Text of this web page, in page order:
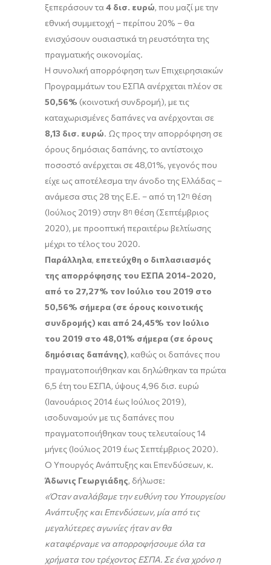
ξεπεράσουν τα 4 δισ. ευρώ, που μαζί με την
εθνική συμμετοχή – περίπου 20% – θα
ενισχύσουν ουσιαστικά τη ρευστότητα της
πραγματικής οικονομίας.
Η συνολική απορρόφηση των Επιχειρησιακών
Προγραμμάτων του ΕΣΠΑ ανέρχεται πλέον σε
50,56% (κοινοτική συνδρομή), με τις
καταχωρισμένες δαπάνες να ανέρχονται σε
8,13 δισ. ευρώ. Ως προς την απορρόφηση σε
όρους δημόσιας δαπάνης, το αντίστοιχο
ποσοστό ανέρχεται σε 48,01%, γεγονός που
είχε ως αποτέλεσμα την άνοδο της Ελλάδας –
ανάμεσα στις 28 της Ε.Ε. – από τη 12η θέση
(Ιούλιος 2019) στην 8η θέση (Σεπτέμβριος
2020), με προοπτική περαιτέρω βελτίωσης
μέχρι το τέλος του 2020.
Παράλληλα, επετεύχθη ο διπλασιασμός
της απορρόφησης του ΕΣΠΑ 2014-2020,
από το 27,27% τον Ιούλιο του 2019 στο
50,56% σήμερα (σε όρους κοινοτικής
συνδρομής) και από 24,45% τον Ιούλιο
του 2019 στο 48,01% σήμερα (σε όρους
δημόσιας δαπάνης), καθώς οι δαπάνες που
πραγματοποιήθηκαν και δηλώθηκαν τα πρώτα
6,5 έτη του ΕΣΠΑ, ύψους 4,96 δισ. ευρώ
(Ιανουάριος 2014 έως Ιούλιος 2019),
ισοδυναμούν με τις δαπάνες που
πραγματοποιήθηκαν τους τελευταίους 14
μήνες (Ιούλιος 2019 έως Σεπτέμβριος 2020).
Ο Υπουργός Ανάπτυξης και Επενδύσεων, κ.
Άδωνις Γεωργιάδης, δήλωσε:
«Όταν αναλάβαμε την ευθύνη του Υπουργείου
Ανάπτυξης και Επενδύσεων, μία από τις
μεγαλύτερες αγωνίες ήταν αν θα
καταφέρναμε να απορροφήσουμε όλα τα
χρήματα του τρέχοντος ΕΣΠΑ. Σε ένα χρόνο η